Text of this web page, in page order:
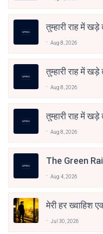
तुम्हारी राह में खड़े
Aug 8, 2026
तुम्हारी राह में खड़े
Aug 8, 2026
तुम्हारी राह में खड़े
Aug 8, 2026
The Green
Aug 4, 2026
मेरी हर ख्वाहिश
Jul 30, 2026